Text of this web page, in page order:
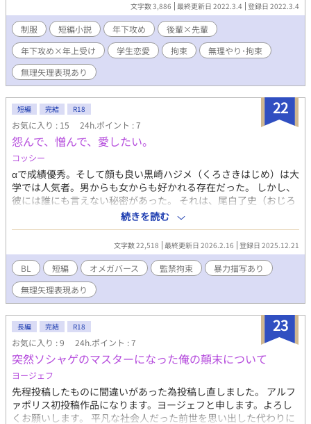
文字数 3,886 最終更新日 2022.3.4 登録日 2022.3.4
制服 短編小説 年下攻め
後輩×先輩
年下攻め×年上受け
学生恋愛 拘束
無理やり･拘束
無理矢理表現あり
22
短編 完結 R18
お気に入り : 15 24h.ポイント : 7
怨んで、憎んで、愛したい。
コッシー
αで成績優秀。そして顔も良い黒崎ハジメ（くろさきはじめ）は大
学では人気者。男からも女からも好かれる存在だった。 しかし、
彼には誰にも言えない秘密があった。 それは、尾白了史（おじろ
あきふみ）というΩの男を監禁し。暴行、強姦をしている事であ
る。 妹を殺された黒崎ハジメαが、復讐するべく尾白了史を監
禁。その歪な生活から生まれたのは、抱いてはいけない感情だっ
た。 初闇BL作品。
続きを読む
文字数 22,518 最終更新日 2026.2.16 登録日 2025.12.21
BL 短編 オメガバース 監禁拘束
暴力描写あり
無理矢理表現あり
23
長編 完結 R18
お気に入り : 9 24h.ポイント : 7
突然ソシャゲのマスターになった俺の顛末について
ヨージェフ
先程投稿したものに間違いがあった為投稿し直しました。 アルフ
ァポリス初投稿作品になります。ヨージェフと申します。よろし
くお願いします。 平凡な社会人だった前世を思い出した代わりに